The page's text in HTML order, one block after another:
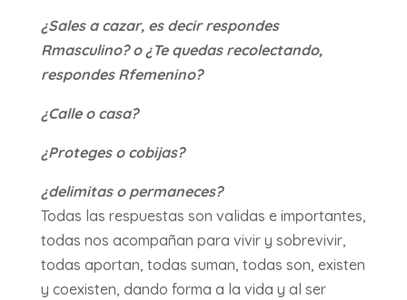
¿Sales a cazar, es decir respondes
Rmasculino? o ¿Te quedas recolectando,
respondes Rfemenino?
¿Calle o casa?
¿Proteges o cobijas?
¿delimitas o permaneces?
Todas las respuestas son validas e importantes,
todas nos acompañan para vivir y sobrevivir,
todas aportan, todas suman, todas son, existen
y coexisten, dando forma a la vida y al ser